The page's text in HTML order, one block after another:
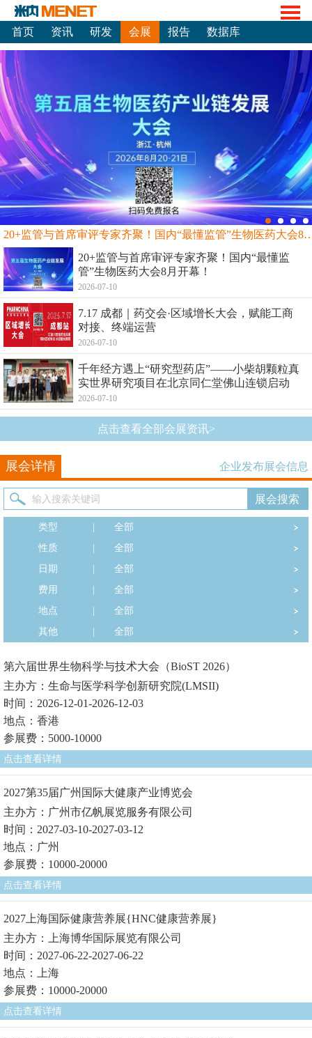
首页 资讯 研发 会展 报告 数据库
20+监管与首席审评专家齐聚！国内“最
20+监管与首席审评专家齐聚！国内“最懂监
管”生物医药大会8月开幕！
2026-07-10
7.17 成都｜药交会·区域增长大会，赋能工商
对接、终端运营
2026-07-10
千年经方遇上“研究型药店”——小柴胡颗粒真
实世界研究项目在北京同仁堂佛山连锁启动
2026-07-10
点击查看全部会展资讯>
展会详情 企业发布展会信息
类型
全部
性质
全部
日期
全部
费用
全部
地点
全部
其他
全部
第六届世界生物科学与技术大会（BioST 2026）
主办方：生命与医学科学创新研究院(LMSII)
时间：2026-12-01-2026-12-03
地点：香港
参展费：5000-10000
点击查看详情
2027第35届广州国际大健康产业博览会
主办方：广州市亿帆展览服务有限公司
时间：2027-03-10-2027-03-12
地点：广州
参展费：10000-20000
点击查看详情
2027上海国际健康营养展{HNC健康营养展}
主办方：上海博华国际展览有限公司
时间：2027-06-22-2027-06-22
地点：上海
参展费：10000-20000
点击查看详情